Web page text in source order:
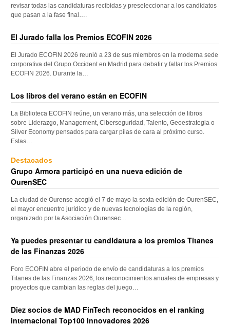
revisar todas las candidaturas recibidas y preseleccionar a los candidatos
que pasan a la fase final….
El Jurado falla los Premios ECOFIN 2026
El Jurado ECOFIN 2026 reunió a 23 de sus miembros en la moderna sede
corporativa del Grupo Occident en Madrid para debatir y fallar los Premios
ECOFIN 2026. Durante la…
Los libros del verano están en ECOFIN
La Biblioteca ECOFIN reúne, un verano más, una selección de libros
sobre Liderazgo, Management, Ciberseguridad, Talento, Geoestrategia o
Silver Economy pensados para cargar pilas de cara al próximo curso.
Estas…
Destacados
Grupo Armora participó en una nueva edición de
OurenSEC
La ciudad de Ourense acogió el 7 de mayo la sexta edición de OurenSEC,
el mayor encuentro jurídico y de nuevas tecnologías de la región,
organizado por la Asociación Ourensec…
Ya puedes presentar tu candidatura a los premios Titanes
de las Finanzas 2026
Foro ECOFIN abre el periodo de envío de candidaturas a los premios
Titanes de las Finanzas 2026, los reconocimientos anuales de empresas y
proyectos que cambian las reglas del juego…
Diez socios de MAD FinTech reconocidos en el ranking
internacional Top100 Innovadores 2026